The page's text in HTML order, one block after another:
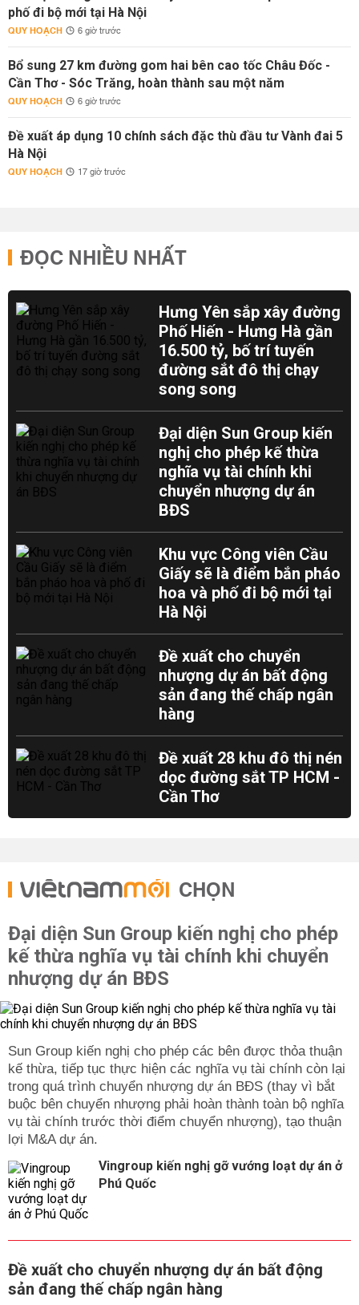
phố đi bộ mới tại Hà Nội
QUY HOẠCH 6 giờ trước
Bổ sung 27 km đường gom hai bên cao tốc Châu Đốc -
Cần Thơ - Sóc Trăng, hoàn thành sau một năm
QUY HOẠCH 6 giờ trước
Đề xuất áp dụng 10 chính sách đặc thù đầu tư Vành đai 5
Hà Nội
QUY HOẠCH 17 giờ trước
ĐỌC NHIỀU NHẤT
Hưng Yên sắp xây đường
Phố Hiến - Hưng Hà gần
16.500 tỷ, bố trí tuyến
đường sắt đô thị chạy
song song
Đại diện Sun Group kiến
nghị cho phép kế thừa
nghĩa vụ tài chính khi
chuyển nhượng dự án
BĐS
Khu vực Công viên Cầu
Giấy sẽ là điểm bắn pháo
hoa và phố đi bộ mới tại
Hà Nội
Đề xuất cho chuyển
nhượng dự án bất động
sản đang thế chấp ngân
hàng
Đề xuất 28 khu đô thị nén
dọc đường sắt TP HCM -
Cần Thơ
CHỌN
Đại diện Sun Group kiến nghị cho phép
kế thừa nghĩa vụ tài chính khi chuyển
nhượng dự án BĐS
Sun Group kiến nghị cho phép các bên được thỏa thuận
kế thừa, tiếp tục thực hiện các nghĩa vụ tài chính còn lại
trong quá trình chuyển nhượng dự án BĐS (thay vì bắt
buộc bên chuyển nhượng phải hoàn thành toàn bộ nghĩa
vụ tài chính trước thời điểm chuyển nhượng), tạo thuận
lợi M&A dự án.
Vingroup kiến nghị gỡ vướng loạt dự án ở
Phú Quốc
Đề xuất cho chuyển nhượng dự án bất động
sản đang thế chấp ngân hàng